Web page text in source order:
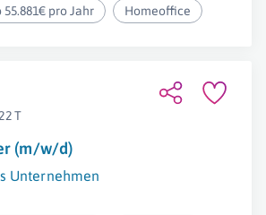
55.881€ pro Jahr Homeoffice
T
(m/w/d)
Unternehmen